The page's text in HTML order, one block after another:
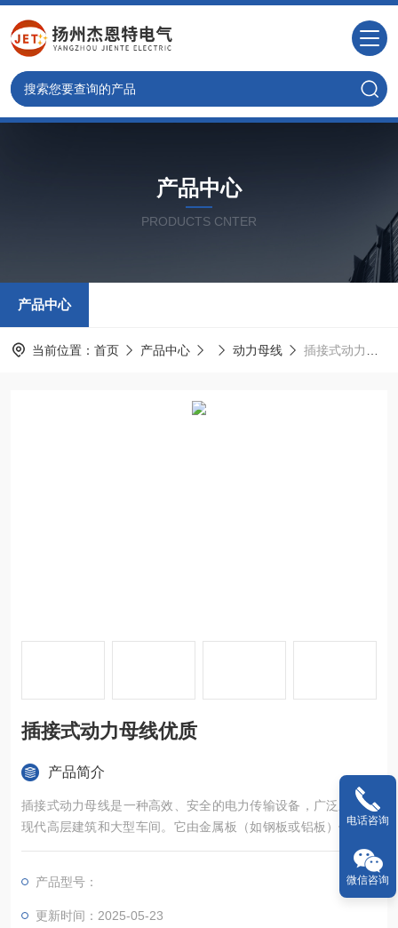
产品中心
PRODUCTS CNTER
产品中心
当前位置： 首页 产品中心 动力母线 插接式动力母线优质
插接式动力母线优质
产品简介
插接式动力母线‌是一种高效、安全的电力传输设备，广泛应用于
现代高层建筑和大型车间。它由金属板（如钢板或铝板）保护外
壳、导电排、绝缘材料及相关附件组成，能够在大电流输送系统
产品型号：
更新时间：2025-05-23
电话咨询
微信咨询